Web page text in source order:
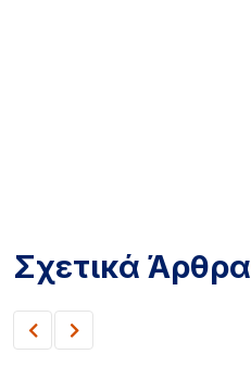
Σχετικά Άρθρα